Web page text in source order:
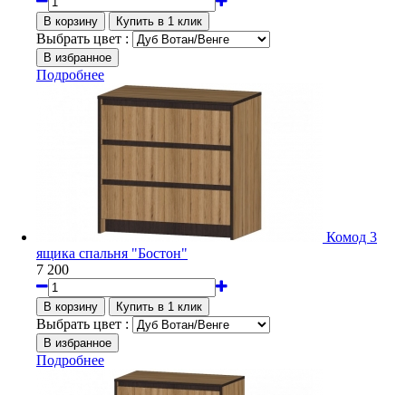
Выбрать цвет :
Подробнее
Комод 3
ящика спальня "Бостон"
7 200
Выбрать цвет :
Подробнее